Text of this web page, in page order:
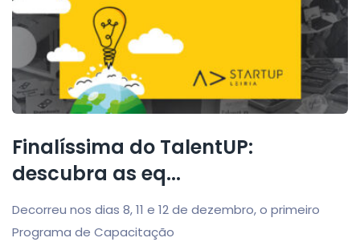
Finalíssima do TalentUP:
descubra as eq...
Decorreu nos dias 8, 11 e 12 de dezembro, o primeiro
Programa de Capacitação